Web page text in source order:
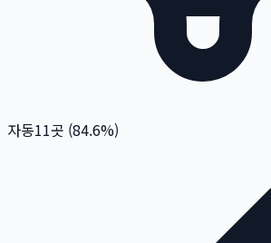
자동11곳 (84.6%)